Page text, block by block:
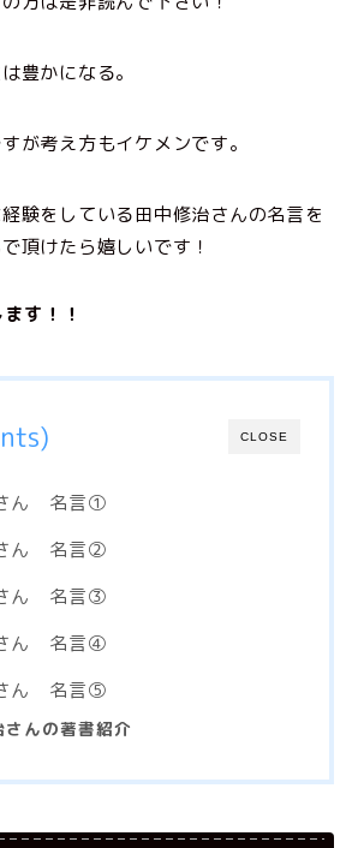
豊かになる。
が考え方もイケメンです。
験をしている田中修治さんの名言を
頂けたら嬉しいです！
す！！
CLOSE
ん 名言①
ん 名言②
ん 名言③
ん 名言④
ん 名言⑤
さんの著書紹介